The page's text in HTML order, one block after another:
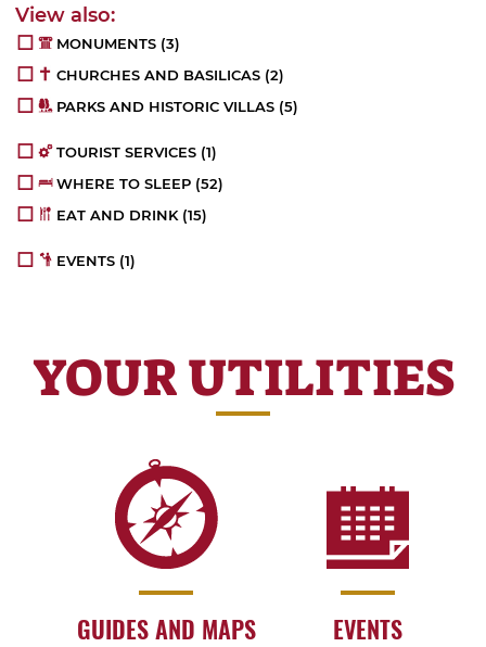
MONUMENTS (3)
CHURCHES AND BASILICAS (2)
PARKS AND HISTORIC VILLAS (5)
TOURIST SERVICES (1)
WHERE TO SLEEP (52)
EAT AND DRINK (15)
EVENTS (1)
YOUR UTILITIES
GUIDES AND MAPS EVENTS